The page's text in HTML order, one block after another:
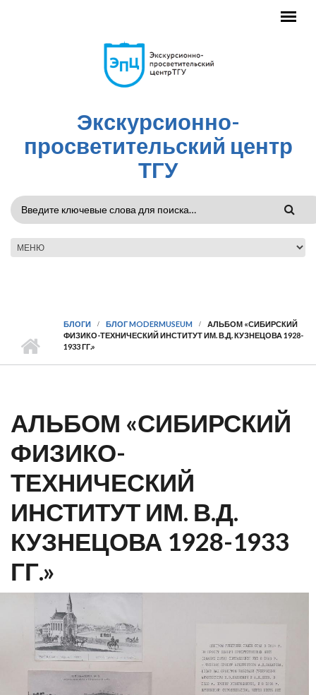
Экскурсионно-
просветительский центр
ТГУ
ФОРМА
ПОИСКА
БЛОГИ БЛОГ MODERMUSEUM
АЛЬБОМ «СИБИРСКИЙ
ФИЗИКО-ТЕХНИЧЕСКИЙ ИНСТИТУТ ИМ. В.Д. КУЗНЕЦОВА 1928-
1933 ГГ.»
АЛЬБОМ «СИБИРСКИЙ
ФИЗИКО-
ТЕХНИЧЕСКИЙ
ИНСТИТУТ ИМ. В.Д.
КУЗНЕЦОВА 1928-1933
ГГ.»